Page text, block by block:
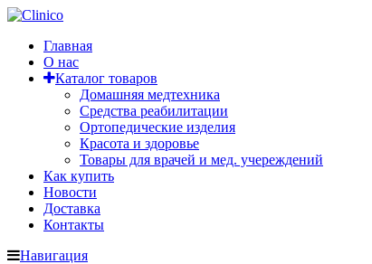
Главная
О нас
Каталог товаров
Домашняя медтехника
Средства реабилитации
Ортопедические изделия
Красота и здоровье
Товары для врачей и мед. учереждений
Как купить
Новости
Доставка
Контакты
Навигация